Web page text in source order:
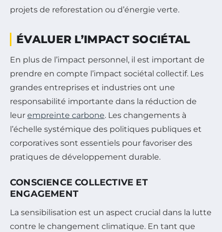
projets de reforestation ou d’énergie verte.
ÉVALUER L’IMPACT SOCIÉTAL
En plus de l’impact personnel, il est important de
prendre en compte l’impact sociétal collectif. Les
grandes entreprises et industries ont une
responsabilité importante dans la réduction de
leur empreinte carbone. Les changements à
l’échelle systémique des politiques publiques et
corporatives sont essentiels pour favoriser des
pratiques de développement durable.
CONSCIENCE COLLECTIVE ET
ENGAGEMENT
La sensibilisation est un aspect crucial dans la lutte
contre le changement climatique. En tant que